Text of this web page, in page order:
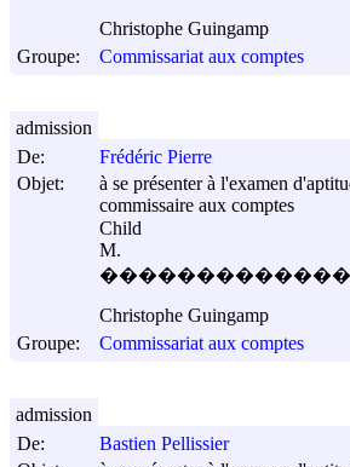
Christophe Guingamp
Groupe:
Commissariat aux comptes
De:
Frédéric Pierre
Objet:
à se présenter à l'examen
commissaire aux comptes
Child
M.
Christophe Guingamp
Groupe:
Commissariat aux comptes
admission
De:
Bastien Pellissier
admission